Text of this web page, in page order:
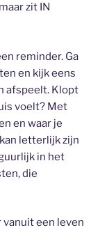
zit IN
reminder. Ga
en kijk eens
afspeelt. Klopt
voelt? Met
en waar je
letterlijk zijn
in het
die
vanuit een leven